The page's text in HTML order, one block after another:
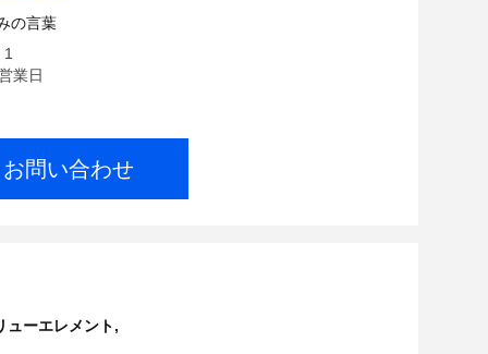
の言葉
業日
お問い合わせ
ューエレメント,